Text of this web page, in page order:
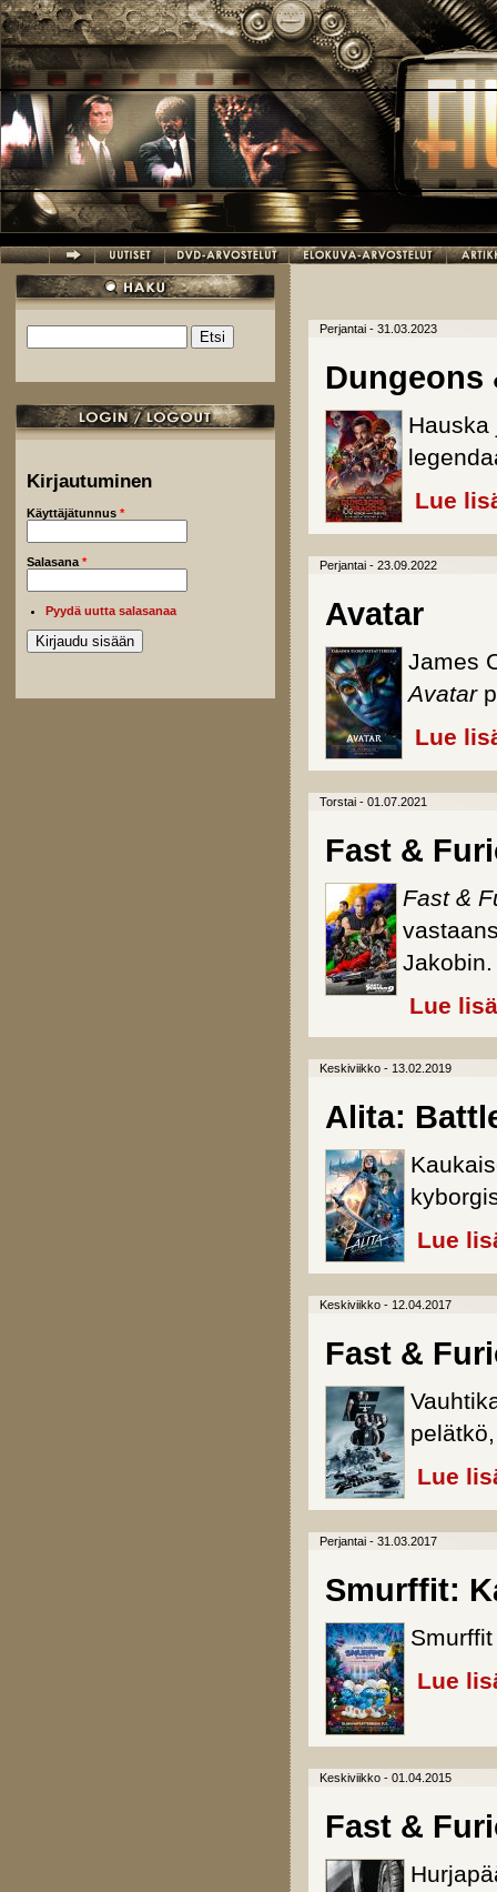
Hyppää pääsisältöön
Hakulomake
Kirjautuminen
Käyttäjätunnus *
Salasana *
Pyydä uutta salasanaa
Perjantai - 31.03.2023
Dungeons
Lue
Perjantai - 23.09.2022
Avatar
James
Avatar
Lue
Torstai - 01.07.2021
Fast &
Fast &
Jakobin.
Lue
Keskiviikko - 13.02.2019
Alita:
Lue
Keskiviikko - 12.04.2017
Fast &
Lue
Perjantai - 31.03.2017
Smurffit:
Lue
Keskiviikko - 01.04.2015
Fast &